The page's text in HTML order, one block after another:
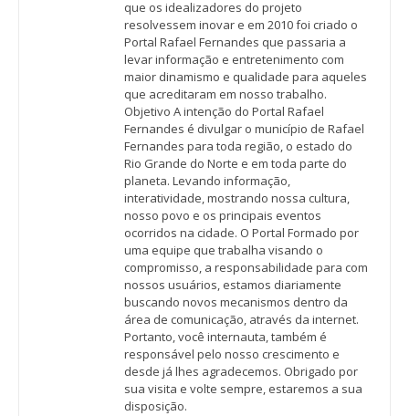
que os idealizadores do projeto
resolvessem inovar e em 2010 foi criado o
Portal Rafael Fernandes que passaria a
levar informação e entretenimento com
maior dinamismo e qualidade para aqueles
que acreditaram em nosso trabalho.
Objetivo A intenção do Portal Rafael
Fernandes é divulgar o município de Rafael
Fernandes para toda região, o estado do
Rio Grande do Norte e em toda parte do
planeta. Levando informação,
interatividade, mostrando nossa cultura,
nosso povo e os principais eventos
ocorridos na cidade. O Portal Formado por
uma equipe que trabalha visando o
compromisso, a responsabilidade para com
nossos usuários, estamos diariamente
buscando novos mecanismos dentro da
área de comunicação, através da internet.
Portanto, você internauta, também é
responsável pelo nosso crescimento e
desde já lhes agradecemos. Obrigado por
sua visita e volte sempre, estaremos a sua
disposição.